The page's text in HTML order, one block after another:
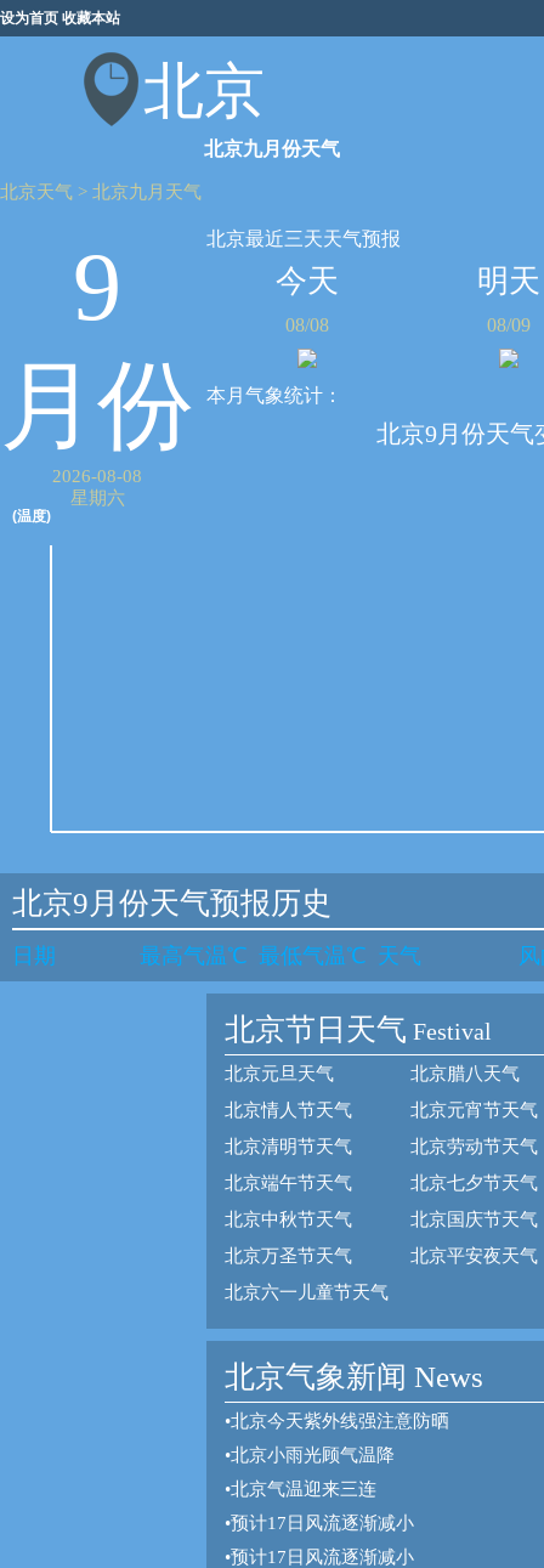
设为首页 收藏本站
北京
北京九月份天气
北京天气 > 北京九月天气
9
月份
2026-08-08
星期六
北京最近三天天气预报
今天
08/08
明天
08/09
本月气象统计：
北京9月份天气
(温度)
北京9月份天气预报历史
日期 最高气温℃ 最低气温℃ 天气
北京节日天气 Festival
北京元旦天气
北京腊八天气
北京情人节天气
北京元宵节天气
北京清明节天气
北京劳动节天气
北京端午节天气
北京七夕节天气
北京中秋节天气
北京国庆节天气
北京万圣节天气
北京平安夜天气
北京六一儿童节天气
北京气象新闻 News
•北京今天紫外线强注意防晒
•北京小雨光顾气温降
•北京气温迎来三连
•预计17日风流逐渐减小
•预计17日风流逐渐减小